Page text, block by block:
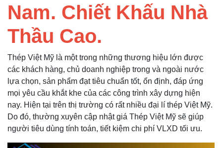
Nam. Chiết Khấu Nhà
Thầu Cao.
Thép Việt Mỹ là một trong những thương hiệu lớn được
các khách hàng, chủ doanh nghiệp trong và ngoài nước
lựa chọn, sản phẩm đạt tiêu chuẩn tốt, ổn định, đáp ứng
mọi yêu cầu khắt khe của các công trình xây dựng hiện
nay. Hiện tại trên thị trường có rất nhiều đại lí thép Việt Mỹ.
Do đó, thường xuyên cập nhật giá Thép Việt Mỹ sẽ giúp
người tiêu dùng tính toán, tiết kiệm chi phí VLXD tối ưu.